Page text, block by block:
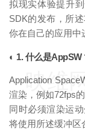
拟现实体验提升
SDK的发布，所
你在自己的应用中
◐ 1. 什么是AppSW
Application
渲染，例如72fps
同时必须渲染运
将使用所述缓冲区
映维